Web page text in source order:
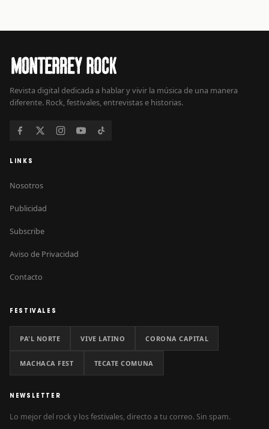
Revista digital dedicada a hablar y vivir la música de una manera
diferente. Rock, festivales, entrevistas e historias.
LINKS
Nosotros
Publicidad
Subscribe
Aviso de Privacidad
Contacto
FESTIVALES
PA'L NORTE VIVE LATINO CORONA CAPITAL
MACHACA FEST TECATE COMUNA
NEWSLETTER
Lo mejor del rock y los festivales, directo a tu correo. Sin spam.